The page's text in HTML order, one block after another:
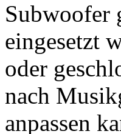
Subwoofer
eingesetzt
oder
nach
anpassen